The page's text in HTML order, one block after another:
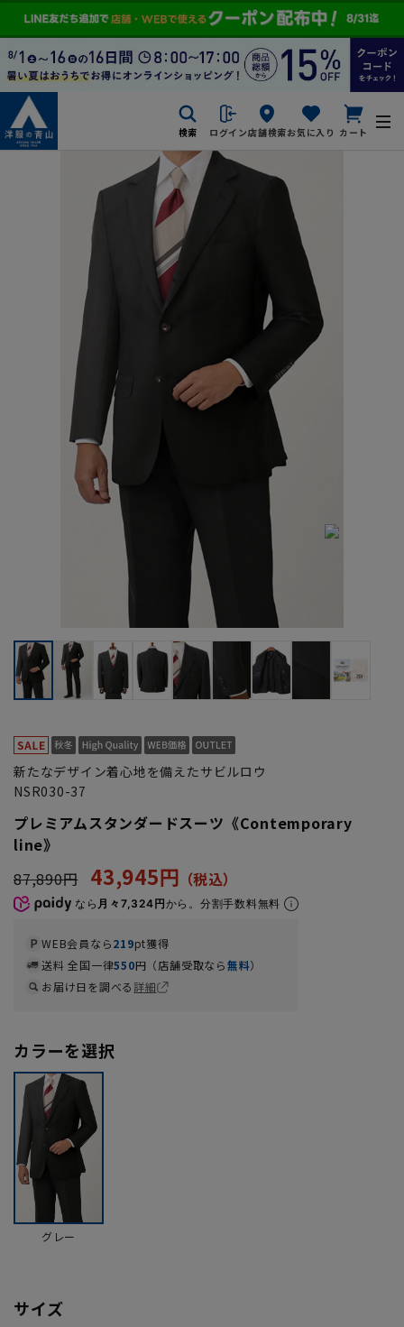
検索 ログイン店舗検索お気に入り カート
新たなデザイン着心地を備えたサビルロウ
NSR030-37
プレミアムスタンダードスーツ《Contemporary
line》
87,890円
43,945円
なら 月々7,324円から。分割手数料無料
WEB会員なら219pt獲得
送料 全国一律550円（店舗受取なら無料）
お届け日を調べる詳細
カラーを選択
グレー
サイズ